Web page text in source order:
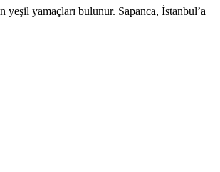
yeşil yamaçları bulunur. Sapanca, İstanbul’a